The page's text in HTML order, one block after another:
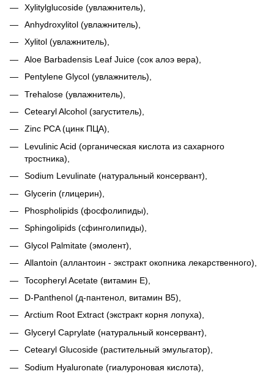
Xylitylglucoside (увлажнитель)
Anhydroxylitol (увлажнитель),
Xylitol (увлажнитель),
Aloe Barbadensis Leaf Juice (сок алоэ вера),
Pentylene Glycol (увлажнитель),
Trehalose (увлажнитель),
Cetearyl Alcohol (загуститель),
Zinc PCA (цинк ПЦА),
Levulinic Acid (органическая кислота из сахарного
тростника)
Sodium Levulinate (натуральный консервант),
Glycerin (глицерин),
Phospholipids (фосфолипиды),
Sphingolipids (сфинголипиды),
Glycol Palmitate (эмолент),
Аllantoin (аллантоин - экстракт окопника лекарственного),
Tocopheryl Acetate (витамин Е),
D-Panthenol (д-пантенол, витамин В5),
Arctium Root Extract (экстракт корня лопуха),
Glyceryl Caprylate (натуральный консервант),
Cetearyl Gluсoside (растительный эмульгатор),
Sodium Hyaluronate (гиалуроновая кислота),